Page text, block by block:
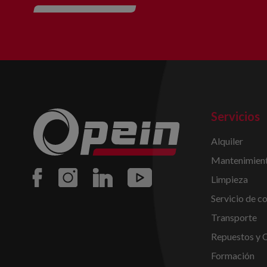
Servicios
Alquiler
Limpieza
Servicio de
Transporte
Repuestos y
Formación